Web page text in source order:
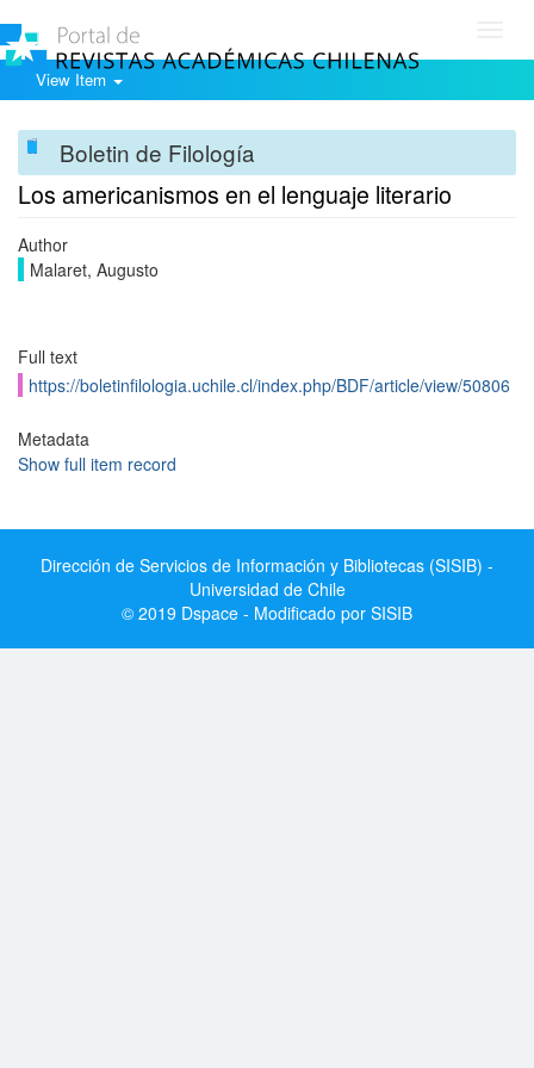
View Item
Boletin de Filología
Los americanismos en el lenguaje literario
Author
Malaret, Augusto
Full text
https://boletinfilologia.uchile.cl/index.php/BDF/article/view/50806
Metadata
Show full item record
Dirección de Servicios de Información y Bibliotecas (SISIB) -
Universidad de Chile
© 2019 Dspace - Modificado por SISIB